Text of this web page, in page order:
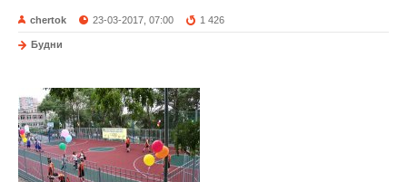
chertok 23-03-2017, 07:00 1 426
Будни